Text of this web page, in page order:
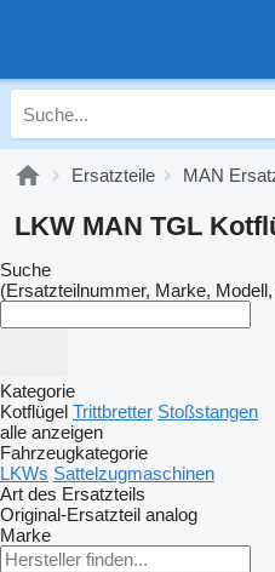
Ersatzteile MAN
LKW MAN TGL
Suche
(Ersatzteilnummer, Marke,
Kategorie
Kotflügel Trittbretter Stoßstangen
alle anzeigen
Fahrzeugkategorie
LKWs Sattelzugmaschinen
Art des Ersatzteils
Original-Ersatzteil analog
Marke